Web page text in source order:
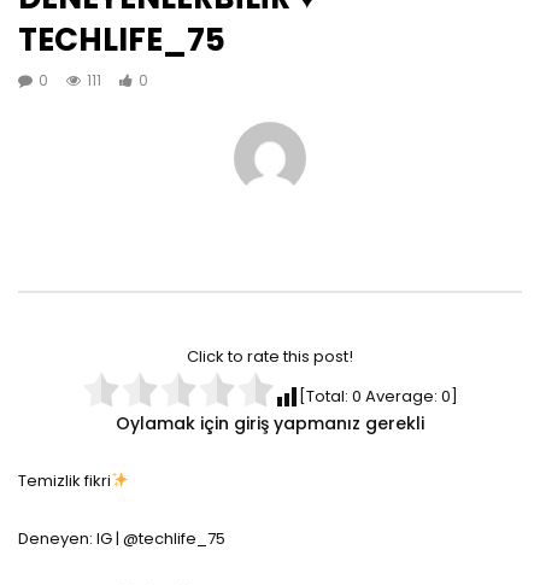
TECHLIFE_75
0 111 0
Click to rate this post!
[Total: 0 Average: 0]
Oylamak için giriş yapmanız gerekli
Temizlik fikri
Deneyen: IG | @techlife_75